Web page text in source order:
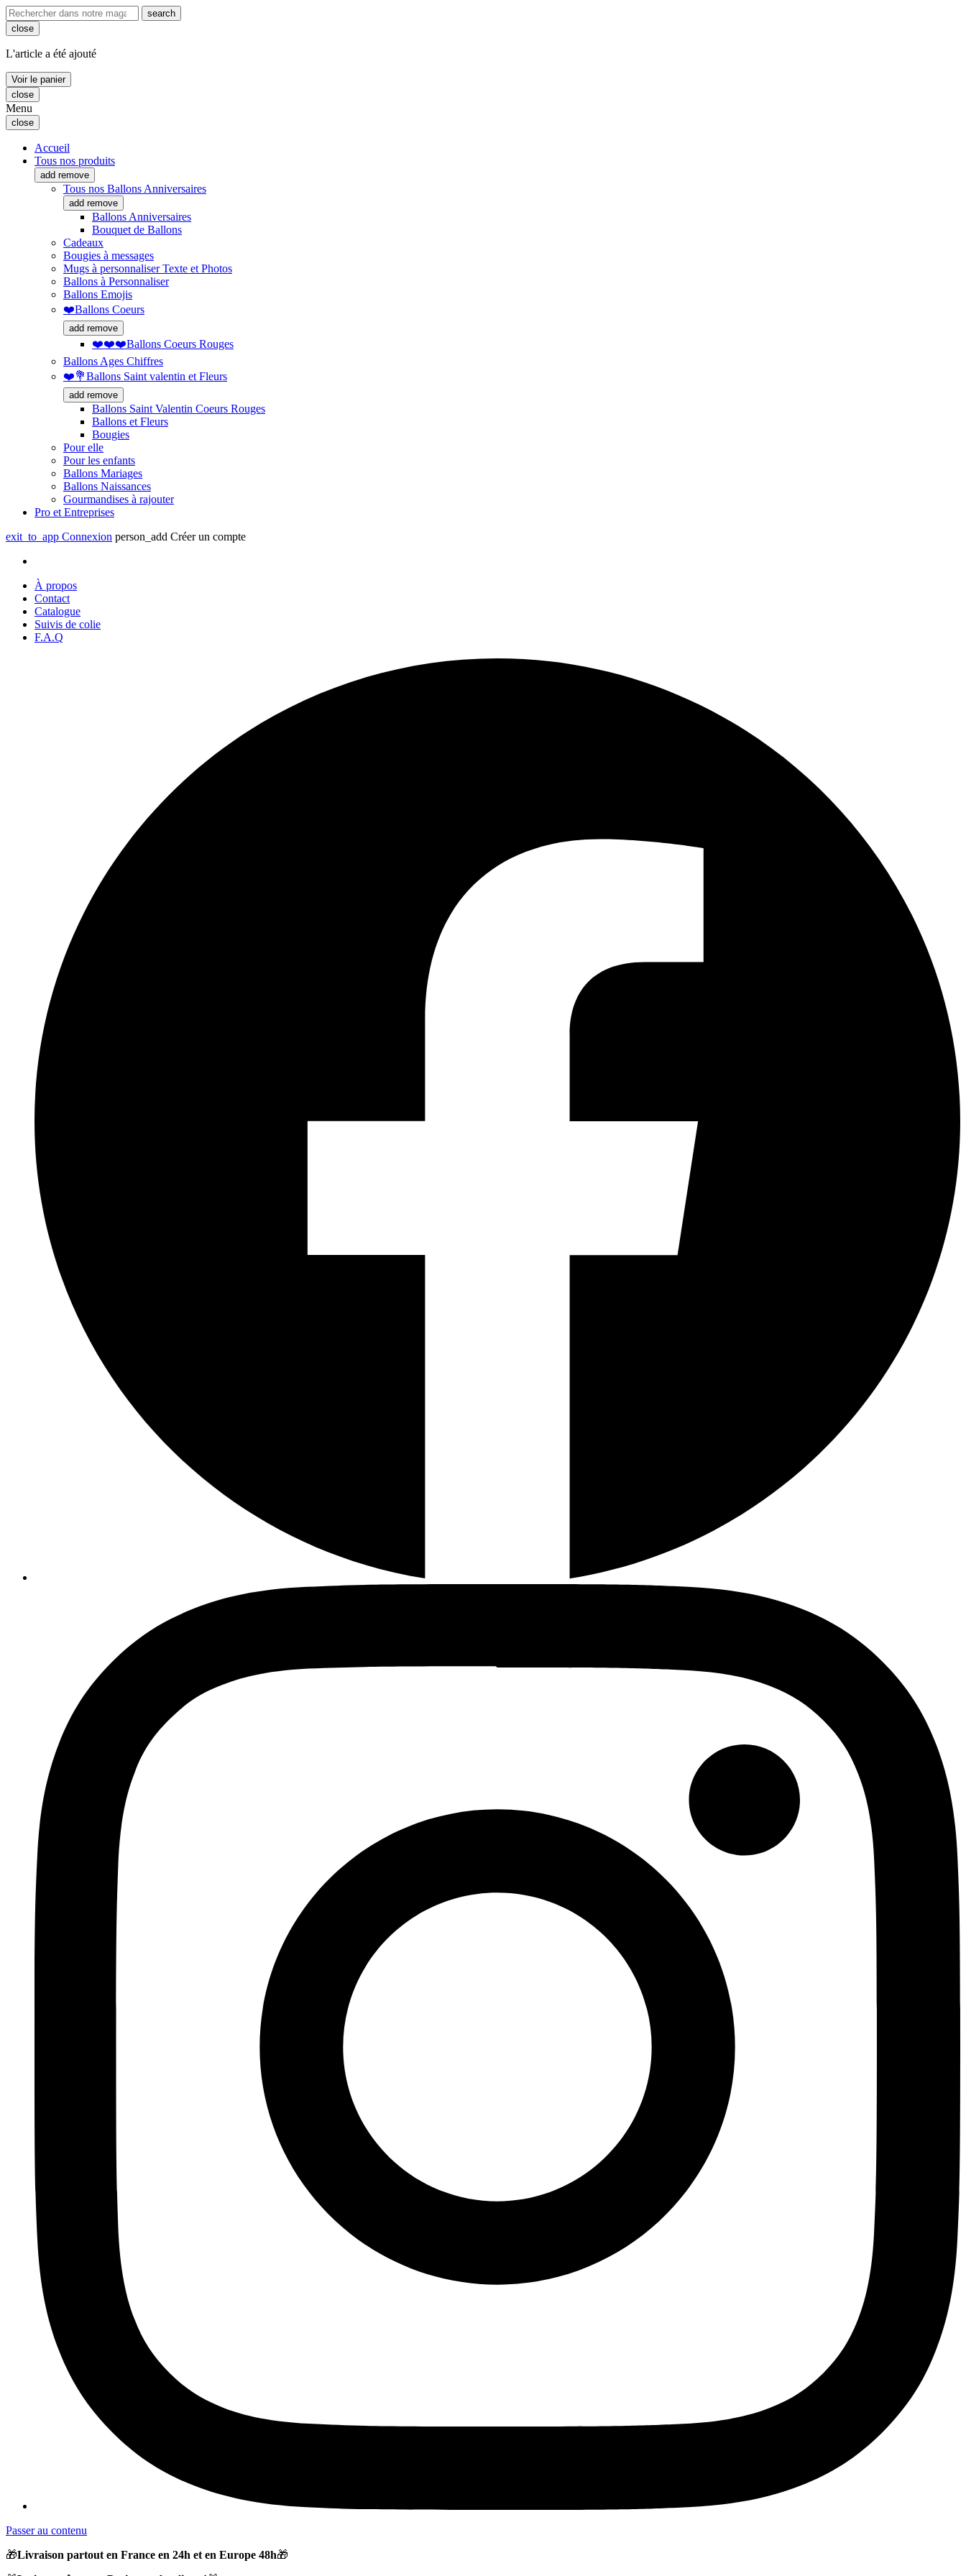
search
close
L'article a été ajouté
Voir le panier
close
Menu
close
Accueil
Tous nos produits
add remove
Tous nos Ballons Anniversaires
add remove
Ballons Anniversaires
Bouquet de Ballons
Cadeaux
Bougies à messages
Mugs à personnaliser Texte et Photos
Ballons à Personnaliser
Ballons Emojis
❤️Ballons Coeurs
add remove
❤️❤️❤️Ballons Coeurs Rouges
Ballons Ages Chiffres
❤️💐Ballons Saint valentin et Fleurs
add remove
Ballons Saint Valentin Coeurs Rouges
Ballons et Fleurs
Bougies
Pour elle
Pour les enfants
Ballons Mariages
Ballons Naissances
Gourmandises à rajouter
Pro et Entreprises
exit_to_app Connexion person_add Créer un compte
À propos
Contact
Catalogue
Suivis de colie
F.A.Q
Passer au contenu
🎁Livraison partout en France en 24h et en Europe 48h🎁